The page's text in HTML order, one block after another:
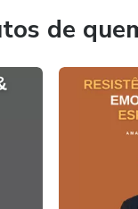
de